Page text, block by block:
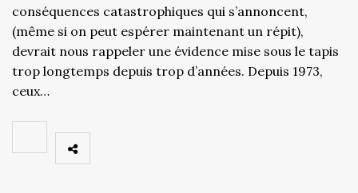
conséquences catastrophiques qui s’annoncent,
(même si on peut espérer maintenant un répit),
devrait nous rappeler une évidence mise sous le tapis
trop longtemps depuis trop d’années. Depuis 1973,
ceux…